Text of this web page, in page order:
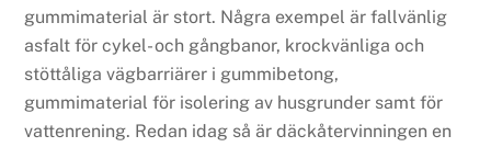
gummimaterial är stort. Några exempel är fallvänlig
asfalt för cykel- och gångbanor, krockvänliga och
stöttåliga vägbarriärer i gummibetong,
gummimaterial för isolering av husgrunder samt för
vattenrening. Redan idag så är däckåtervinningen en